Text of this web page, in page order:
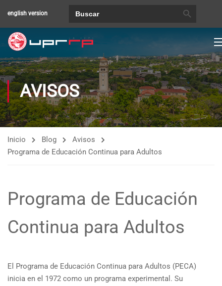
english version
AVISOS
Inicio Blog
Avisos
Programa de Educación Continua para Adultos
Programa de Educación
Continua para Adultos
El Programa de Educación Continua para Adultos (PECA)
inicia en el 1972 como un programa experimental. Su